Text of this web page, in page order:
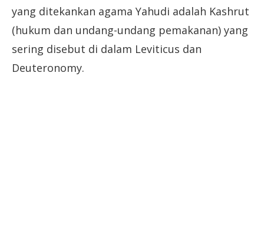
yang ditekankan agama Yahudi adalah Kashrut
(hukum dan undang-undang pemakanan) yang
sering disebut di dalam Leviticus dan
Deuteronomy.